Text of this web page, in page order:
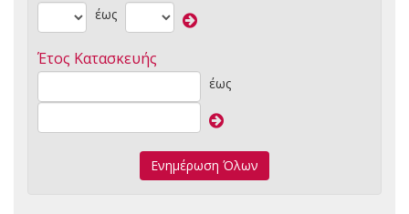
έως
Έτος Κατασκευής
έως
Ενημέρωση Όλων